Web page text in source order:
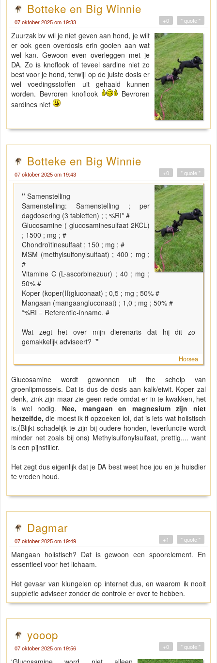
Botteke en Big Winnie
07 oktober 2025 om 19:33 " quote "
+0
Zuurzak bv wil je niet geven aan hond, je wilt
er ook geen overdosis erin gooien aan wat
wel kan. Gewoon even overleggen met je
DA. Zo is knoflook of teveel sardine niet zo
best voor je hond, terwijl op de juiste dosis er
wel voedingsstoffen uit gehaald kunnen
worden. Bevroren knoflook
Bevroren
sardines niet
Botteke en Big Winnie
07 oktober 2025 om 19:43 " quote "
+0
" Samenstelling
Samenstelling: Samenstelling ; per
dagdosering (3 tabletten) ; ; %RI* #
Glucosamine ( glucosaminesulfaat 2KCL)
; 1500 ; mg ; #
Chondroïtinesulfaat ; 150 ; mg ; #
MSM (methylsulfonylsulfaat) ; 400 ; mg ;
#
Vitamine C (L-ascorbinezuur) ; 40 ; mg ;
50% #
Koper (koper(II)gluconaat) ; 0,5 ; mg ; 50% #
Mangaan (mangaangluconaat) ; 1,0 ; mg ; 50% #
*%RI = Referentie-inname. #
Wat zegt het over mijn dierenarts dat hij dit zo
gemakkelijk adviseert? "
Horsea
Glucosamine wordt gewonnen uit the schelp van
groenlipmossels. Dat is dus de dosis aan kalk/eiwit. Koper zal
denk, zink zijn maar zie geen rede omdat er in te kwakken, het
is wel nodig. Nee, mangaan en magnesium zijn niet
hetzelfde,die moest ik ff opzoeken lol, dat is iets wat holistisch
is.(Blijkt schadelijk te zijn bij oudere honden, leverfunctie wordt
minder net zoals bij ons) Methylsulfonylsulfaat, prettig.... want
is een pijnstiller.
Het zegt dus eigenlijk dat je DA best weet hoe jou en je huisdier
te vreden houd.
Dagmar
07 oktober 2025 om 19:49 " quote "
+1
Mangaan holistisch? Dat is gewoon een spoorelement. En
essentieel voor het lichaam.
Het gevaar van klungelen op internet dus, en waarom ik nooit
suppletie adviseer zonder de controle er over te hebben.
yooop
07 oktober 2025 om 19:56 " quote "
+0